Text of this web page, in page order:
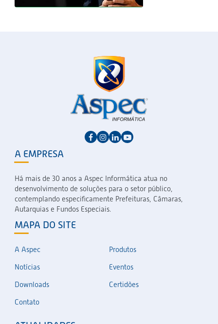
A EMPRESA
Há mais de 30 anos a Aspec Informática atua no
desenvolvimento de soluções para o setor público,
contemplando especificamente Prefeituras, Câmaras,
Autarquias e Fundos Especiais.
MAPA DO SITE
A Aspec
Produtos
Notícias
Eventos
Downloads
Certidões
Contato